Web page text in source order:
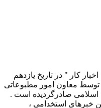
کار " در تاریخ یازدهم
اردیبهشت 1402 به شماره ثبت 94010 توسط معاون امور مطبوعاتی
اسلامی صادرگردیده است .
خبرهای استخدامی ،